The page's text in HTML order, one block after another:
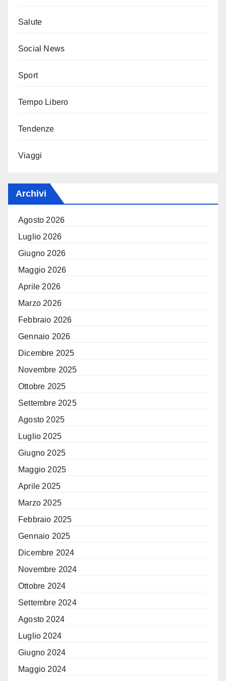
Salute
Social News
Sport
Tempo Libero
Tendenze
Viaggi
Archivi
Agosto 2026
Luglio 2026
Giugno 2026
Maggio 2026
Aprile 2026
Marzo 2026
Febbraio 2026
Gennaio 2026
Dicembre 2025
Novembre 2025
Ottobre 2025
Settembre 2025
Agosto 2025
Luglio 2025
Giugno 2025
Maggio 2025
Aprile 2025
Marzo 2025
Febbraio 2025
Gennaio 2025
Dicembre 2024
Novembre 2024
Ottobre 2024
Settembre 2024
Agosto 2024
Luglio 2024
Giugno 2024
Maggio 2024